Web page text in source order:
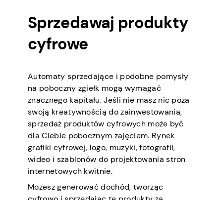
Sprzedawaj produkty
cyfrowe
Automaty sprzedające i podobne pomysły
na poboczny zgiełk mogą wymagać
znacznego kapitału. Jeśli nie masz nic poza
swoją kreatywnością do zainwestowania,
sprzedaż produktów cyfrowych może być
dla Ciebie pobocznym zajęciem. Rynek
grafiki cyfrowej, logo, muzyki, fotografii,
wideo i szablonów do projektowania stron
internetowych kwitnie.
Możesz generować dochód, tworząc